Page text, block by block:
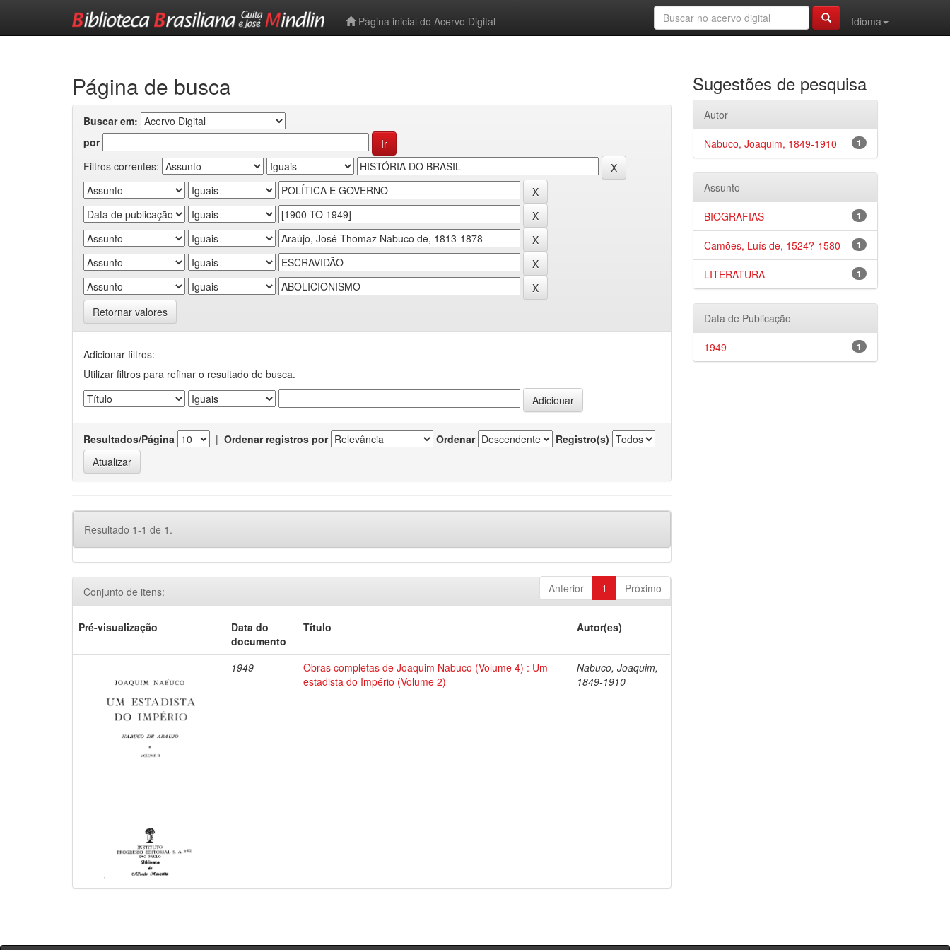
Página inicial do Acervo Digital
Idioma
Página de busca
Buscar em:
por
Filtros correntes:
Retornar valores
Adicionar filtros:
Utilizar filtros para refinar o resultado de busca.
Resultados/Página | Ordenar registros por Ordenar Registro(s)
Resultado 1-1 de 1.
Anterior 1 Próximo
Conjunto de itens:
Pré-visualização
Data do
documento
Título Autor(es)
1949
Obras completas de Joaquim Nabuco (Volume 4) : Um
estadista do Império (Volume 2)
Nabuco, Joaquim,
1849-1910
Sugestões de pesquisa
Autor
1
Nabuco, Joaquim, 1849-1910
Assunto
1
BIOGRAFIAS
1
Camões, Luís de, 1524?-1580
1
LITERATURA
Data de Publicação
1
1949